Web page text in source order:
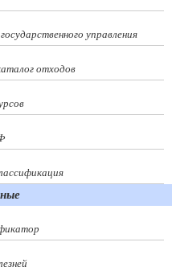
управления
отходов